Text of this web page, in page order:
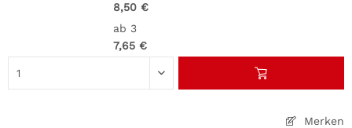
Merken
8,50 €
ab 3
7,65 €